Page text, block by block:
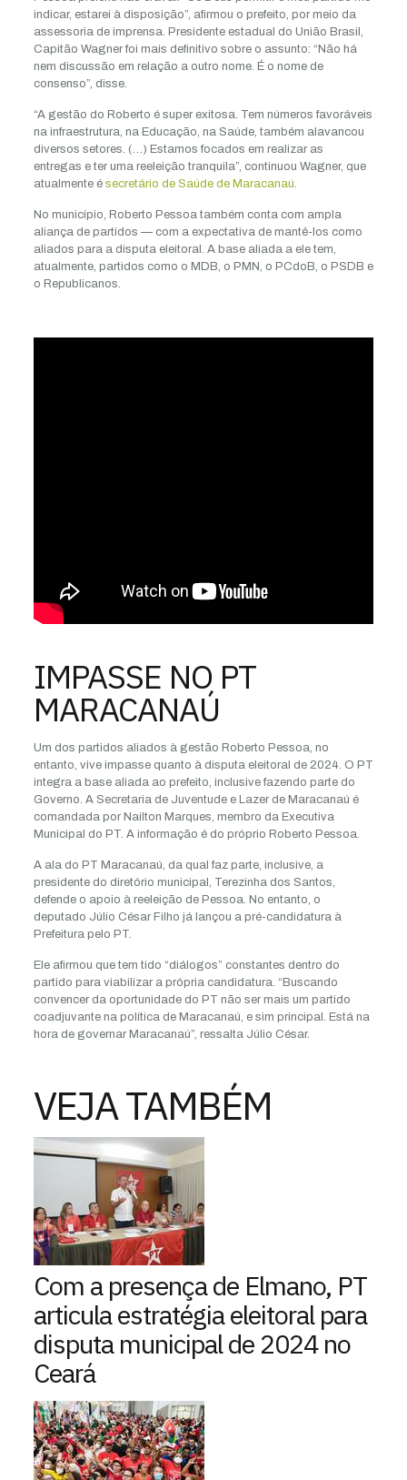
indicar, estarei à disposição”, afirmou o prefeito, por meio da
assessoria de imprensa. Presidente estadual do União Brasil,
Capitão Wagner foi mais definitivo sobre o assunto: “Não há
nem discussão em relação a outro nome. É o nome de
consenso”, disse.
“A gestão do Roberto é super exitosa. Tem números favoráveis
na infraestrutura, na Educação, na Saúde, também alavancou
diversos setores. (…) Estamos focados em realizar as
entregas e ter uma reeleição tranquila”, continuou Wagner, que
atualmente é secretário de Saúde de Maracanaú.
No município, Roberto Pessoa também conta com ampla
aliança de partidos — com a expectativa de mantê-los como
aliados para a disputa eleitoral. A base aliada a ele tem,
atualmente, partidos como o MDB, o PMN, o PCdoB, o PSDB e
o Republicanos.
IMPASSE NO PT
MARACANAÚ
Um dos partidos aliados à gestão Roberto Pessoa, no
entanto, vive impasse quanto à disputa eleitoral de 2024. O PT
integra a base aliada ao prefeito, inclusive fazendo parte do
Governo. A Secretaria de Juventude e Lazer de Maracanaú é
comandada por Nailton Marques, membro da Executiva
Municipal do PT. A informação é do próprio Roberto Pessoa.
A ala do PT Maracanaú, da qual faz parte, inclusive, a
presidente do diretório municipal, Terezinha dos Santos,
defende o apoio à reeleição de Pessoa. No entanto, o
deputado Júlio César Filho já lançou a pré-candidatura à
Prefeitura pelo PT.
Ele afirmou que tem tido “diálogos” constantes dentro do
partido para viabilizar a própria candidatura. “Buscando
convencer da oportunidade do PT não ser mais um partido
coadjuvante na política de Maracanaú, e sim principal. Está na
hora de governar Maracanaú”, ressalta Júlio César.
VEJA TAMBÉM
Com a presença de Elmano, PT
articula estratégia eleitoral para
disputa municipal de 2024 no
Ceará